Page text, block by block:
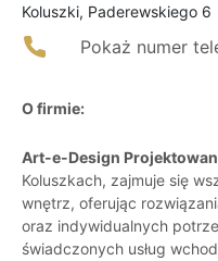
Koluszki, Paderewskiego 6
Pokaż numer
O firmie:
Art-e-Design
Koluszkach, zajmuje się
wnętrz, oferując
oraz indywidualnych
świadczonych usług